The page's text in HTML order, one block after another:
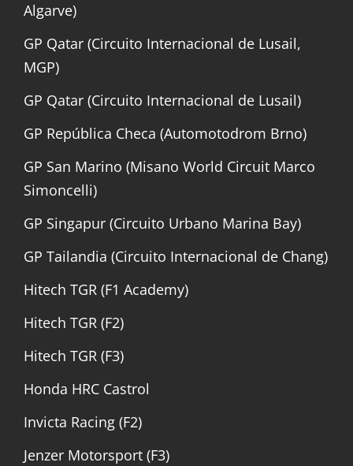
Algarve)
GP Qatar (Circuito Internacional de Lusail,
MGP)
GP Qatar (Circuito Internacional de Lusail)
GP República Checa (Automotodrom Brno)
GP San Marino (Misano World Circuit Marco
Simoncelli)
GP Singapur (Circuito Urbano Marina Bay)
GP Tailandia (Circuito Internacional de Chang)
Hitech TGR (F1 Academy)
Hitech TGR (F2)
Hitech TGR (F3)
Honda HRC Castrol
Invicta Racing (F2)
Jenzer Motorsport (F3)